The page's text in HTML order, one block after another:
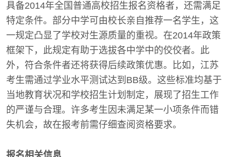
具备2014年全国普通高校招生报名资格者，还需满足
特定条件。部分中学可由校长亲自推荐一名学生，这
一规定凸显了学校对生源质量的重视。在2014年政策
框架下，此规定有助于选拔各中学中的佼佼者。此
外，符合条件者还将获得后续政策优惠。比如，江苏
考生需通过学业水平测试达到BB级。这些标准均基于
当地教育状况和学校招生计划制定，展现了招生工作
的严谨与合理。许多考生因未满足某一小项条件而错
失机会，故在报考前需仔细查阅资格要求。
报名相关信息